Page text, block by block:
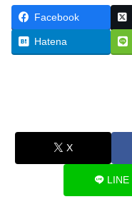
Facebook
Hatena
X
LINE